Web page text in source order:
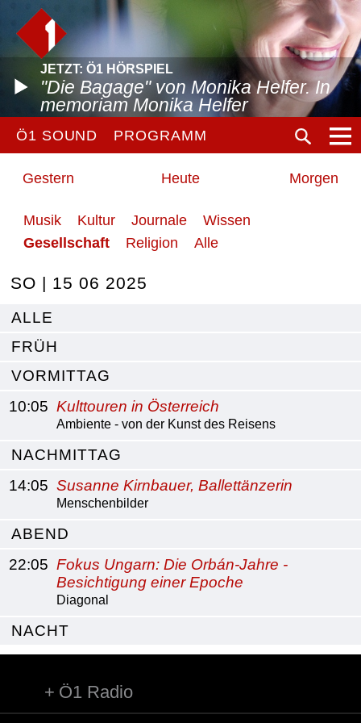
JETZT: Ö1 HÖRSPIEL
"Die Bagage" von Monika Helfer. In
memoriam Monika Helfer
Ö1 SOUND PROGRAMM
Gestern Heute Morgen
Musik Kultur Journale
Wissen
Gesellschaft
Religion Alle
SO | 15 06 2025
ALLE
FRÜH
VORMITTAG
10:05 Kulttouren in Österreich
Ambiente - von der Kunst des Reisens
NACHMITTAG
14:05 Susanne Kirnbauer, Ballettänzerin
Menschenbilder
ABEND
22:05 Fokus Ungarn: Die Orbán-Jahre -
Besichtigung einer Epoche
Diagonal
NACHT
Ö1 Radio